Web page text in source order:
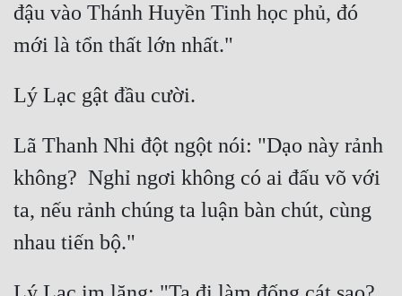
đậu vào Thánh Huyền Tinh học phủ, đó
Lã Thanh Nhi đột ngột nói: "Dạo này rảnh
không?  Nghỉ ngơi không có ai đấu võ với
ta, nếu rảnh chúng ta luận bàn chút, cùng